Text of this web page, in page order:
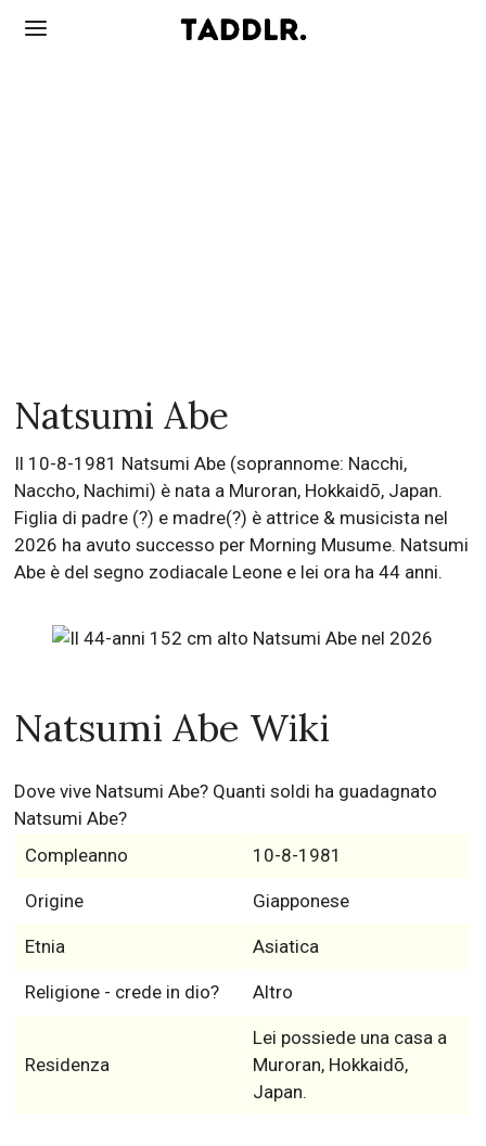
Natsumi Abe
Il 10-8-1981 Natsumi Abe (soprannome: Nacchi,
Naccho, Nachimi) è nata a Muroran, Hokkaidō, Japan.
Figlia di padre (?) e madre(?) è attrice & musicista nel
2026 ha avuto successo per Morning Musume. Natsumi
Abe è del segno zodiacale Leone e lei ora ha 44 anni.
Natsumi Abe Wiki
Dove vive Natsumi Abe? Quanti soldi ha guadagnato
Natsumi Abe?
Compleanno
10-8-1981
Origine Giapponese
Etnia Asiatica
Religione - crede in dio? Altro
Residenza
Lei possiede una casa a
Muroran, Hokkaidō,
Japan.